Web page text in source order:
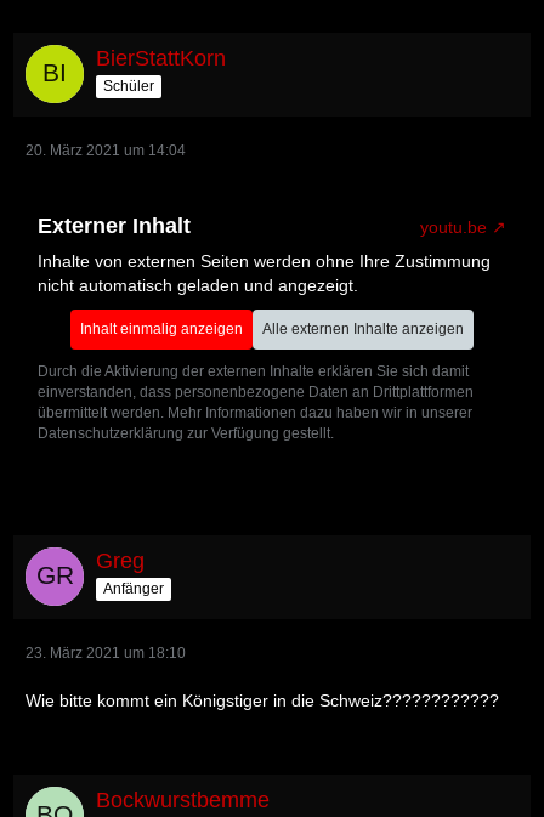
BierStattKorn
Schüler
20. März 2021 um 14:04
Externer Inhalt
youtu.be
Inhalte von externen Seiten werden ohne Ihre Zustimmung
nicht automatisch geladen und angezeigt.
Inhalt einmalig anzeigen Alle externen Inhalte anzeigen
Durch die Aktivierung der externen Inhalte erklären Sie sich damit
einverstanden, dass personenbezogene Daten an Drittplattformen
übermittelt werden. Mehr Informationen dazu haben wir in unserer
Datenschutzerklärung zur Verfügung gestellt.
Greg
Anfänger
23. März 2021 um 18:10
Wie bitte kommt ein Königstiger in die Schweiz????????????
Bockwurstbemme